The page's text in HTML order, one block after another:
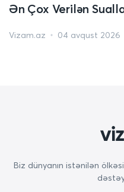
Ən Çox Verilən
Vizam.az 04 avqust 2026
Biz dünyanın istənilən